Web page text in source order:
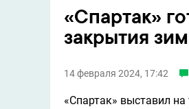
«Спартак»
закрытия
14 февраля 2024, 17:42
«Спартак» выставил